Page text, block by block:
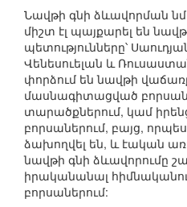
Նավթի գնի ձևավորման
միշտ էլ պայքարել են
պետությունները՝
Վենեսուելան և
փորձում են նավթի
մասնագիտացված
տարածքներում, կամ
բորսաներում, բայց,
ձախողվել են, և էական
նավթի գնի ձևավորումը
իրականանալ
բորսաներում: